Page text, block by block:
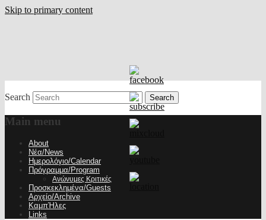
Skip to primary content
Search
Main menu
About
Νέα/News
Ημερολόγιο/Calendar
Πρόγραμμα/Program
Ανώνυμες Κριτικές
Προσκεκλημένα/Guests
Αρχείο/Archive
ΚαμπΉλες
Links